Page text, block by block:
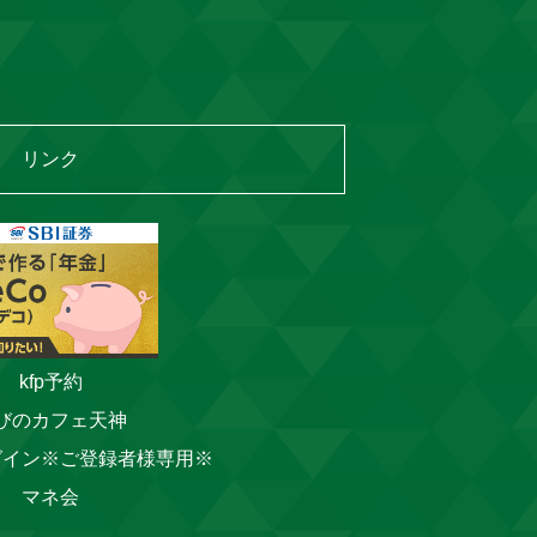
リンク
kfp予約
のカフェ天神
イン※ご登録者様専用※
マネ会